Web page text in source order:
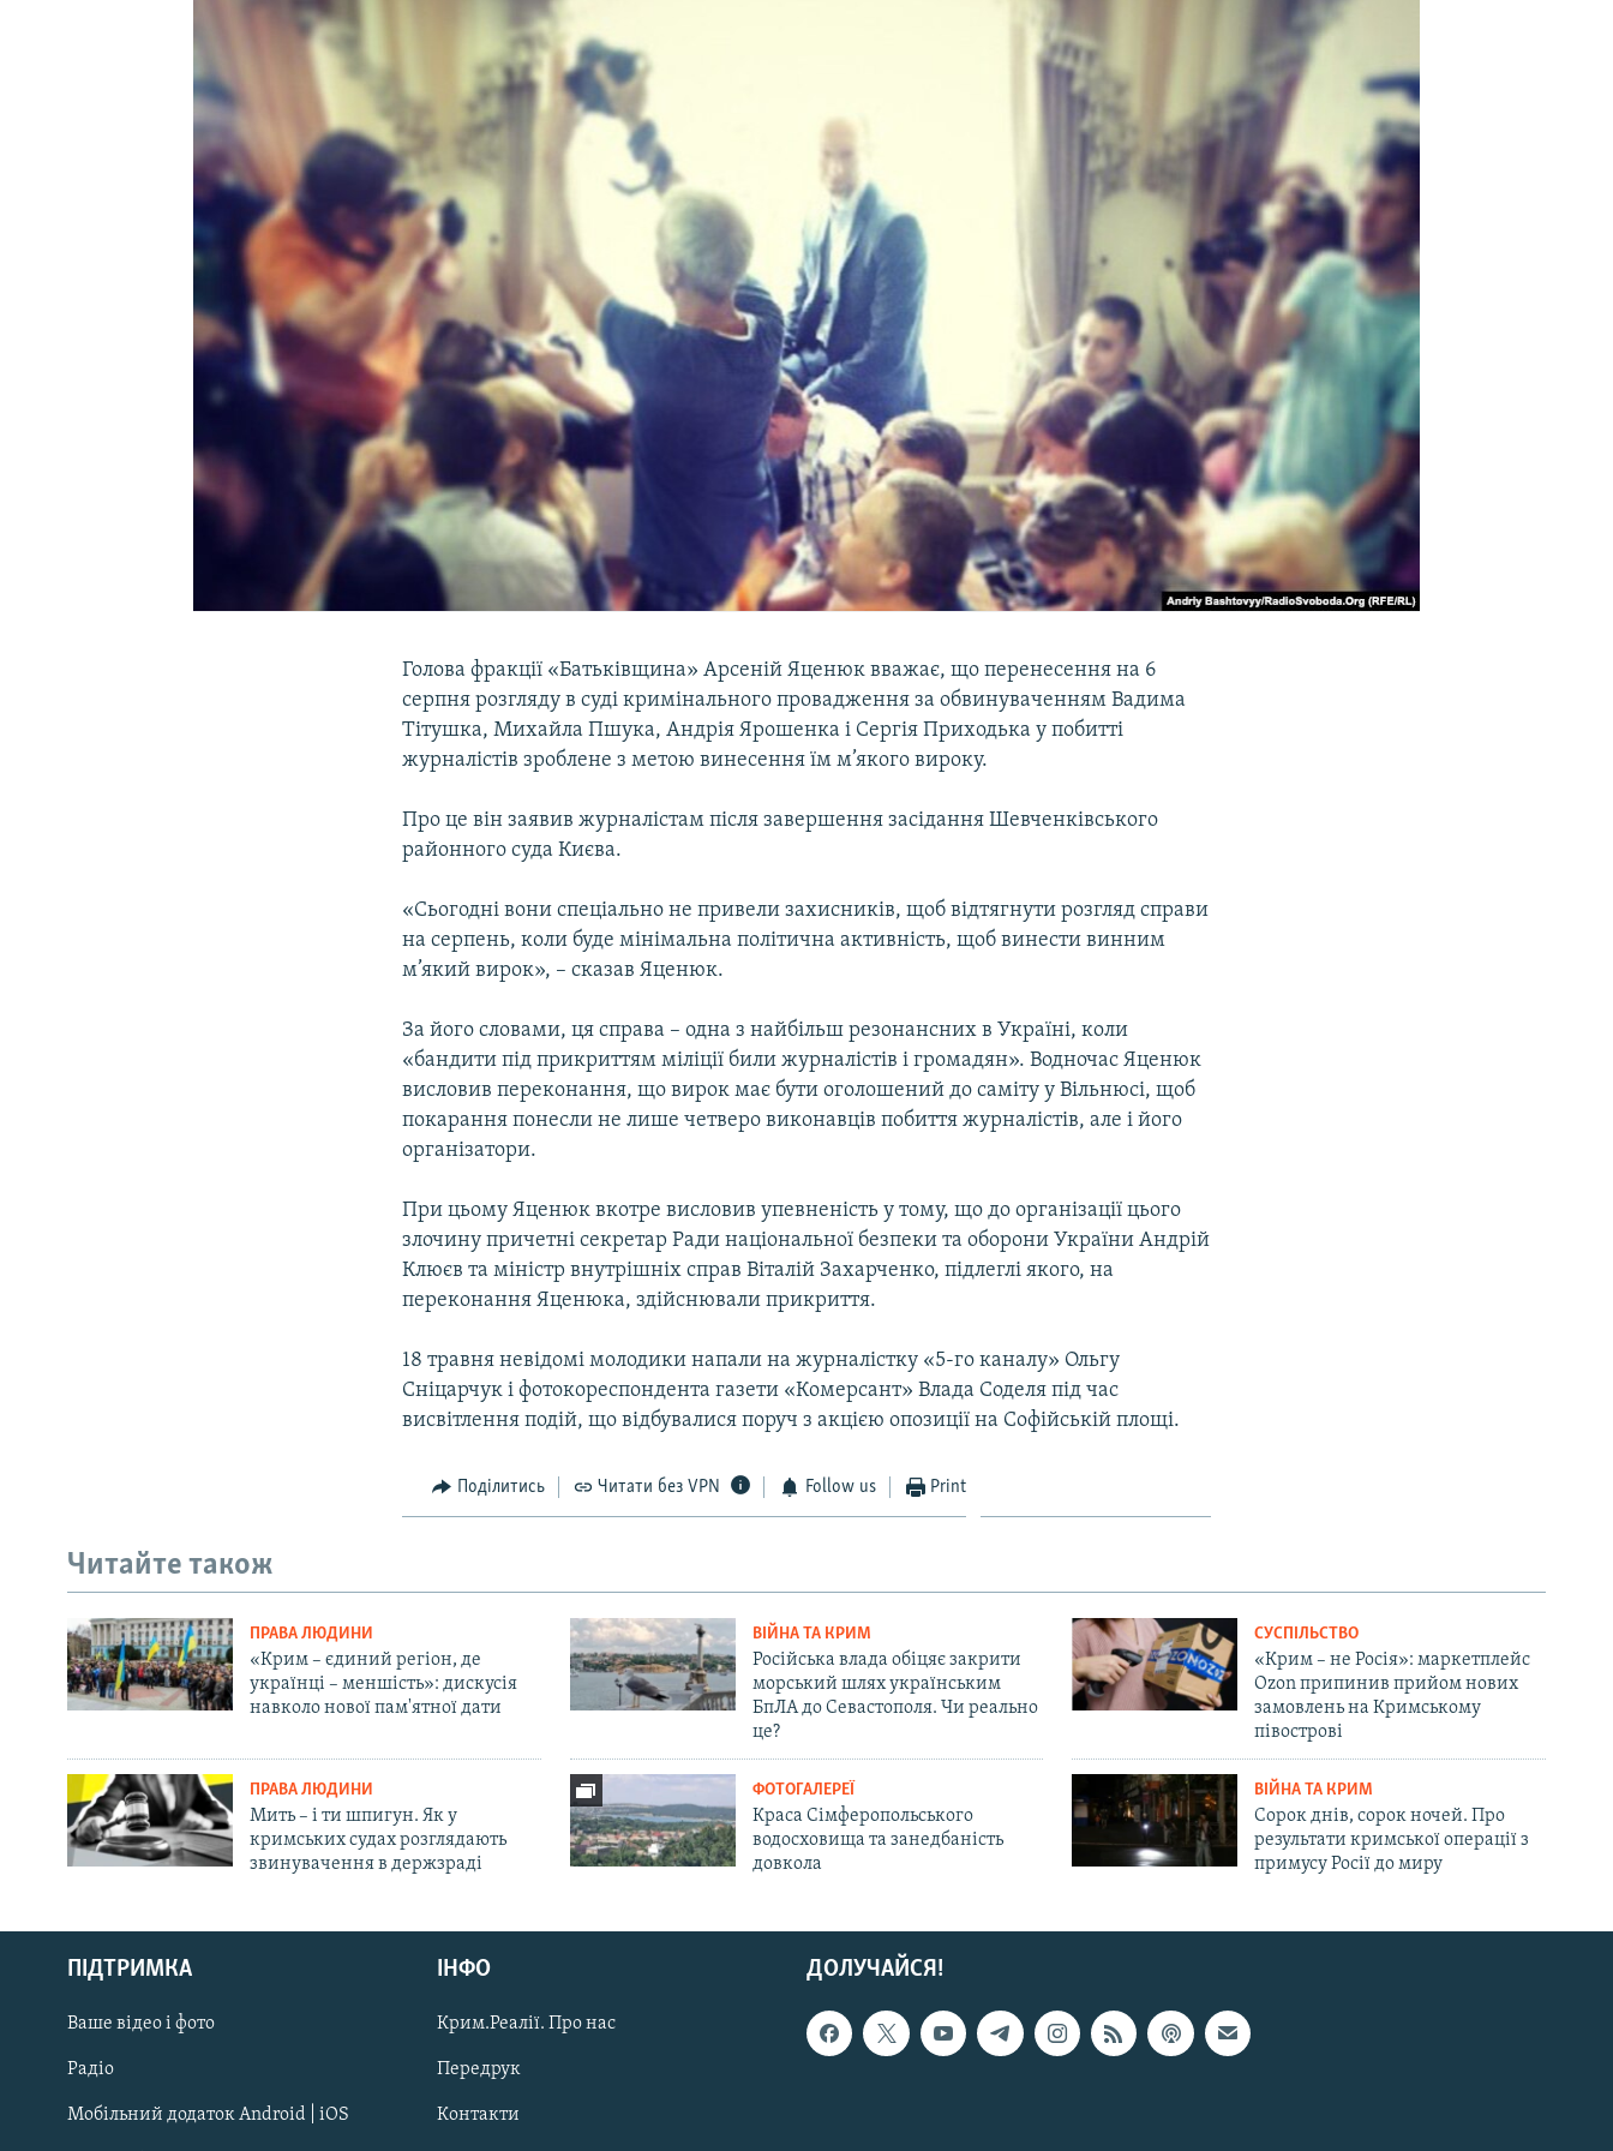
УКРАЇНСЬКА ПРОБЛЕМА КРИМУ
Русский
Qırımtatar
ДОЛУЧАЙСЯ!
Голова фракції «Батьківщина» Арсеній Яценюк вважає, що перенесення на 6
серпня розгляду в суді кримінального провадження за обвинуваченням Вадима
Тітушка, Михайла Пшука, Андрія Ярошенка і Сергія Приходька у побитті
журналістів зроблене з метою винесення їм м’якого вироку.
Про це він заявив журналістам після завершення засідання Шевченківського
районного суда Києва.
«Сьогодні вони спеціально не привели захисників, щоб відтягнути розгляд справи
на серпень, коли буде мінімальна політична активність, щоб винести винним
м’який вирок», – сказав Яценюк.
За його словами, ця справа – одна з найбільш резонансних в Україні, коли
«бандити під прикриттям міліції били журналістів і громадян». Водночас Яценюк
висловив переконання, що вирок має бути оголошений до саміту у Вільнюсі, щоб
покарання понесли не лише четверо виконавців побиття журналістів, але і його
організатори.
При цьому Яценюк вкотре висловив упевненість у тому, що до організації цього
злочину причетні секретар Ради національної безпеки та оборони України Андрій
Клюєв та міністр внутрішніх справ Віталій Захарченко, підлеглі якого, на
переконання Яценюка, здійснювали прикриття.
18 травня невідомі молодики напали на журналістку «5-го каналу» Ольгу
Сніцарчук і фотокореспондента газети «Комерсант» Влада Соделя під час
висвітлення подій, що відбувалися поруч з акцією опозиції на Софійській площі.
Поділитись Читати без VPN Follow us Print
Читайте також
ПРАВА ЛЮДИНИ
«Крим – єдиний регіон, де
українці – меншість»: дискусія
навколо нової пам'ятної дати
ВІЙНА ТА КРИМ
Російська влада обіцяє закрити
морський шлях українським
БпЛА до Севастополя. Чи реально
це?
СУСПІЛЬСТВО
«Крим – не Росія»: маркетплейс
Ozon припинив прийом нових
замовлень на Кримському
півострові
ПРАВА ЛЮДИНИ
Мить – і ти шпигун. Як у
кримських судах розглядають
звинувачення в держзраді
ФОТОГАЛЕРЕЇ
Краса Сімферопольського
водосховища та занедбаність
довкола
ВІЙНА ТА КРИМ
Сорок днів, сорок ночей. Про
результати кримської операції з
примусу Росії до миру
ДОЛУЧАЙСЯ!
ПІДТРИМКА
Ваше відео і фото
Радіо
Мобільний додаток Android | iOS
ІНФО
Крим.Реалії. Про нас
Передрук
Контакти